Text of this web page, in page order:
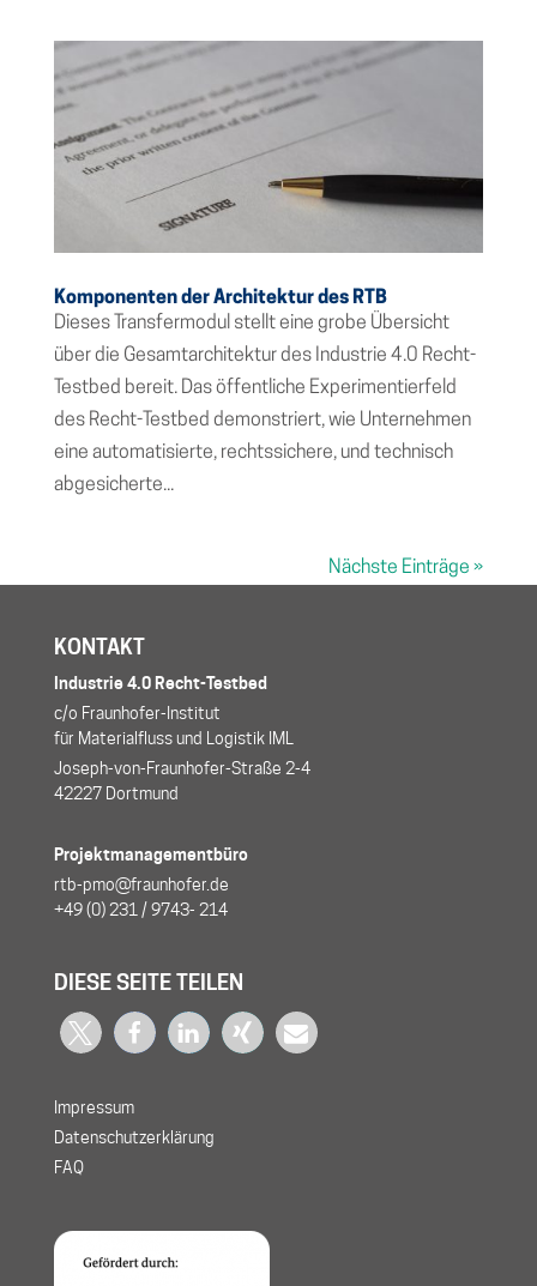
Komponenten der Architektur des RTB
Dieses Transfermodul stellt eine grobe Übersicht
über die Gesamtarchitektur des Industrie 4.0 Recht-
Testbed bereit. Das öffentliche Experimentierfeld
des Recht-Testbed demonstriert, wie Unternehmen
eine automatisierte, rechtssichere, und technisch
abgesicherte...
Nächste Einträge »
KONTAKT
Industrie 4.0 Recht-Testbed
c/o Fraunhofer-Institut
für Materialfluss und Logistik IML
Joseph-von-Fraunhofer-Straße 2-4
42227 Dortmund
Projektmanagementbüro
rtb-pmo@fraunhofer.de
+49 (0) 231 / 9743- 214
DIESE SEITE TEILEN
Impressum
Datenschutzerklärung
FAQ